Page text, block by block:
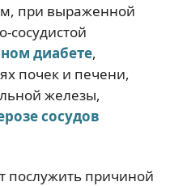
при выраженной
сосудистой
диабете,
почек и печени,
железы,
сосудов
послужить причиной